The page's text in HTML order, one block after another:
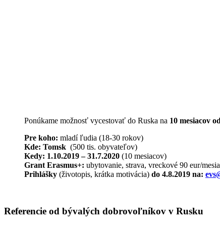
Ponúkame možnosť vycestovať do Ruska na 10 mesiacov
Pre koho: mladí ľudia (18-30 rokov)
Kde: Tomsk (500 tis. obyvateľov)
Kedy: 1.10.2019 – 31.7.2020 (10 mesiacov)
Grant Erasmus+: ubytovanie, strava, vreckové 90 eur/
Prihlášky (životopis, krátka motivácia) do 4.8.2019 na:
Referencie od bývalých dobrovoľníkov v Rusku